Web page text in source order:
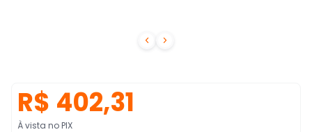
 
R$ 402,31
À vista no PIX